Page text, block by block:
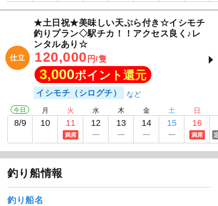
仕立
★土日祝★美味しい天ぷら付き☆イシモチ
釣りプラン◇駅チカ！！アクセス良く♪レ
ンタルあり☆
120,000 円/隻
3,000ポイント還元
イシモチ（シログチ）
今日
8/9
月
10
火
11
満席
水
12
木
13
金
14
土
15
日
16
満席
釣り船情報
釣り船名
1 / 12